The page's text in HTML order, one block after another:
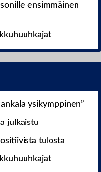
ensimmäinen
ysikymppinen”
julkaistu
tulosta